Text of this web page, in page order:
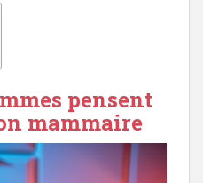
pensent
mammaire